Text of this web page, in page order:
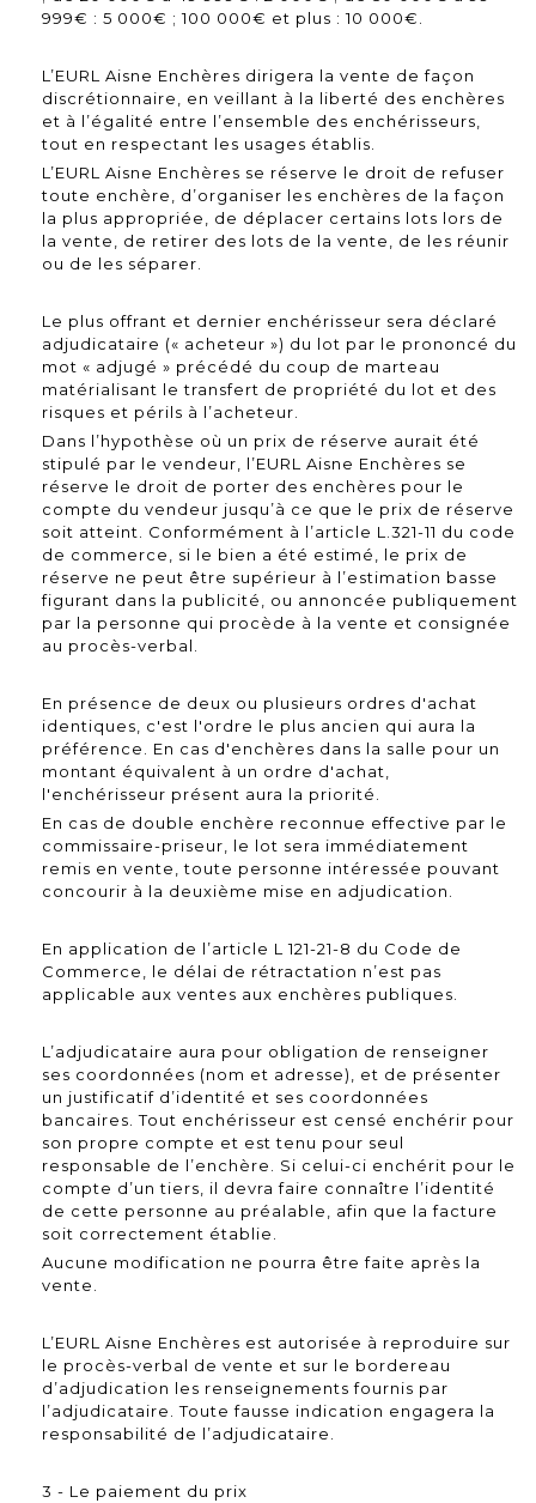
999€ : 5 000€ ; 100 000€ et plus : 10 000€.
L’EURL Aisne Enchères dirigera la vente de façon
discrétionnaire, en veillant à la liberté des enchères
et à l’égalité entre l’ensemble des enchérisseurs,
tout en respectant les usages établis.
L’EURL Aisne Enchères se réserve le droit de refuser
toute enchère, d’organiser les enchères de la façon
la plus appropriée, de déplacer certains lots lors de
la vente, de retirer des lots de la vente, de les réunir
ou de les séparer.
Le plus offrant et dernier enchérisseur sera déclaré
adjudicataire (« acheteur ») du lot par le prononcé du
mot « adjugé » précédé du coup de marteau
matérialisant le transfert de propriété du lot et des
risques et périls à l’acheteur.
Dans l’hypothèse où un prix de réserve aurait été
stipulé par le vendeur, l’EURL Aisne Enchères se
réserve le droit de porter des enchères pour le
compte du vendeur jusqu’à ce que le prix de réserve
soit atteint. Conformément à l’article L.321-11 du code
de commerce, si le bien a été estimé, le prix de
réserve ne peut être supérieur à l’estimation basse
figurant dans la publicité, ou annoncée publiquement
par la personne qui procède à la vente et consignée
au procès-verbal.
En présence de deux ou plusieurs ordres d'achat
identiques, c'est l'ordre le plus ancien qui aura la
préférence. En cas d'enchères dans la salle pour un
montant équivalent à un ordre d'achat,
l'enchérisseur présent aura la priorité.
En cas de double enchère reconnue effective par le
commissaire-priseur, le lot sera immédiatement
remis en vente, toute personne intéressée pouvant
concourir à la deuxième mise en adjudication.
En application de l’article L 121-21-8 du Code de
Commerce, le délai de rétractation n’est pas
applicable aux ventes aux enchères publiques.
L’adjudicataire aura pour obligation de renseigner
ses coordonnées (nom et adresse), et de présenter
un justificatif d’identité et ses coordonnées
bancaires. Tout enchérisseur est censé enchérir pour
son propre compte et est tenu pour seul
responsable de l’enchère. Si celui-ci enchérit pour le
compte d’un tiers, il devra faire connaître l’identité
de cette personne au préalable, afin que la facture
soit correctement établie.
Aucune modification ne pourra être faite après la
vente.
L’EURL Aisne Enchères est autorisée à reproduire sur
le procès-verbal de vente et sur le bordereau
d’adjudication les renseignements fournis par
l’adjudicataire. Toute fausse indication engagera la
responsabilité de l’adjudicataire.
3 - Le paiement du prix